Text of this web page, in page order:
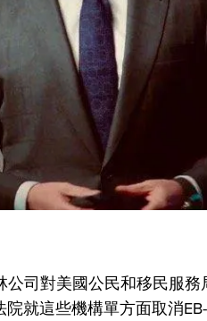
司對美國公民和移民服
就這些機構單方面取消